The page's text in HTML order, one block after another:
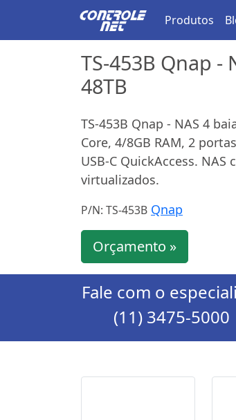
Produtos
TS-453B Qnap -
48TB
TS-453B Qnap - NAS 4
Core, 4/8GB RAM, 2
USB-C QuickAccess.
virtualizados.
P/N: TS-453B Qnap
Orçamento »
Fale com o
(11) 3475-5000